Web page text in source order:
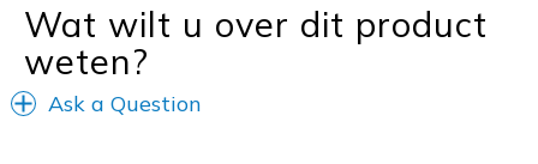
Wat wilt u over dit product
weten?
Ask a Question